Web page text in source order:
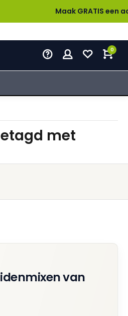
Maak GRATIS een
0
met
van